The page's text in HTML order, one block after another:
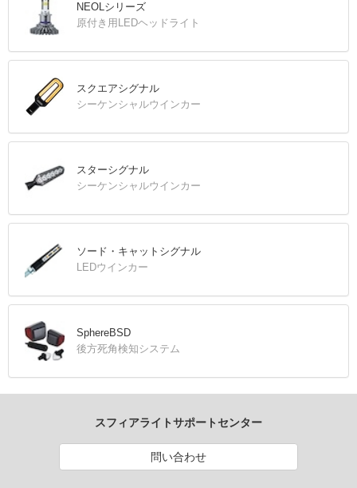
NEOLシリーズ
原付き用LEDヘッドライト
スクエアシグナル
シーケンシャルウインカー
スターシグナル
シーケンシャルウインカー
ソード・キャットシグナル
LEDウインカー
SphereBSD
後方死角検知システム
スフィアライトサポートセンター
問い合わせ